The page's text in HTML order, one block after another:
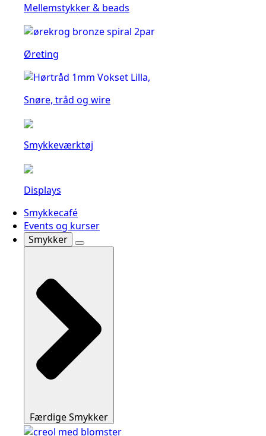
Mellemstykker & beads
Øreting
Snøre, tråd og wire
Smykkeværktøj
Displays
Smykkecafé
Events og kurser
Smykker
Færdige Smykker